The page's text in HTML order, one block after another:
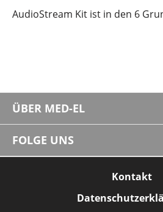
AudioStream Kit ist in den 6
ÜBER MED-EL
FOLGE UNS
Kontakt